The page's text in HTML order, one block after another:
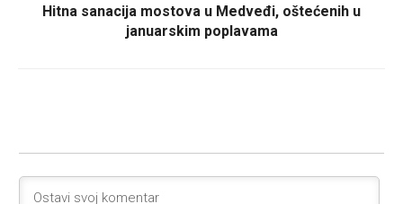
Hitna sanacija mostova u Medveđi, oštećenih u
januarskim poplavama